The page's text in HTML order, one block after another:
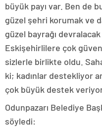
büyük payı var. Ben de
güzel şehri korumak ve
güzel bayrağı
Eskişehirlilere çok
sizlerle birlikte oldu.
ki; kadınlar destekliyor
çok büyük destek
Odunpazarı Belediye
söyledi: